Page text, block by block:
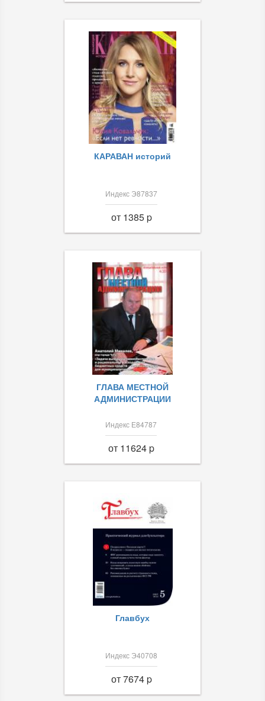
КАРАВАН историй
Индекс Э87837
от 1385 p
ГЛАВА МЕСТНОЙ
АДМИНИСТРАЦИИ
Индекс Е84787
от 11624 p
Главбух
Индекс Э40708
от 7674 p